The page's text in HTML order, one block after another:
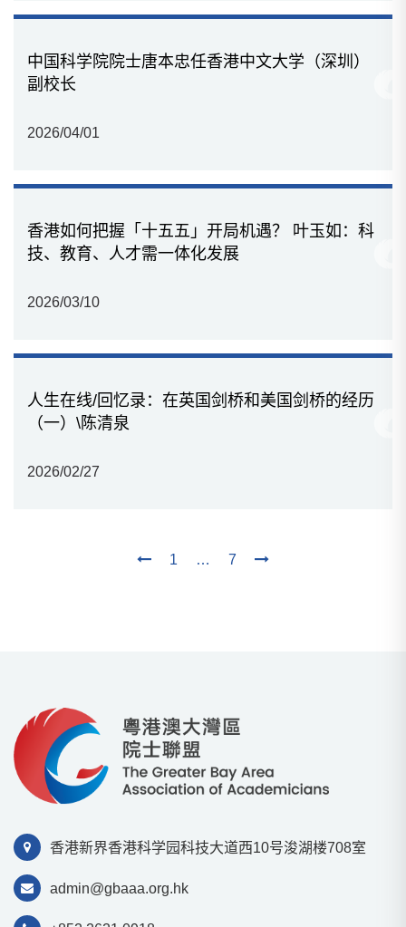
中国科学院院士唐本忠任香港中文大学（深圳）
副校长
2026/04/01
香港如何把握「十五五」开局机遇？ 叶玉如：科
技、教育、人才需一体化发展
2026/03/10
人生在线/回忆录：在英国剑桥和美国剑桥的经历
（一）\陈清泉
2026/02/27
1 … 7
香港新界香港科学园科技⼤道⻄10号浚湖楼708室
admin@gbaaa.org.hk